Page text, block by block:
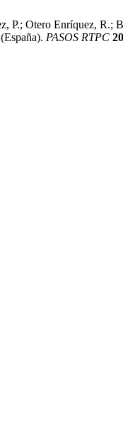
P.; Otero Enríquez,
PASOS RTPC